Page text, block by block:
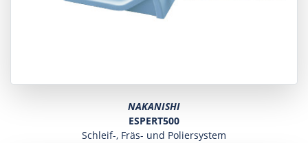
NAKANISHI
ESPERT500
Schleif-, Fräs- und Poliersystem